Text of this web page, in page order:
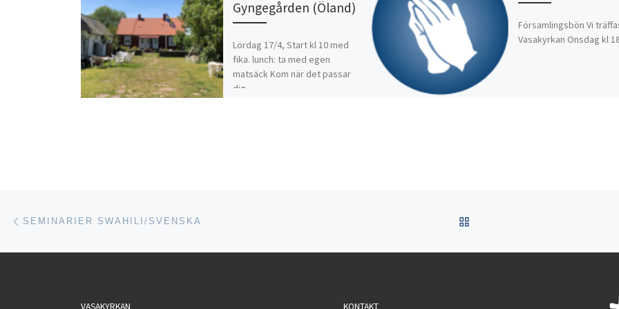
Gyngegården (Öland)
Lördag 17/4, Start kl 10 med
fika. lunch: ta med egen
matsäck Kom när det passar
dig…
Församlingsbön Vi
Vasakyrkan Onsdag kl 18
Inläggsnavigering
SEMINARIER SWAHILI/SVENSKA
VASAKYRKAN KONTAKT